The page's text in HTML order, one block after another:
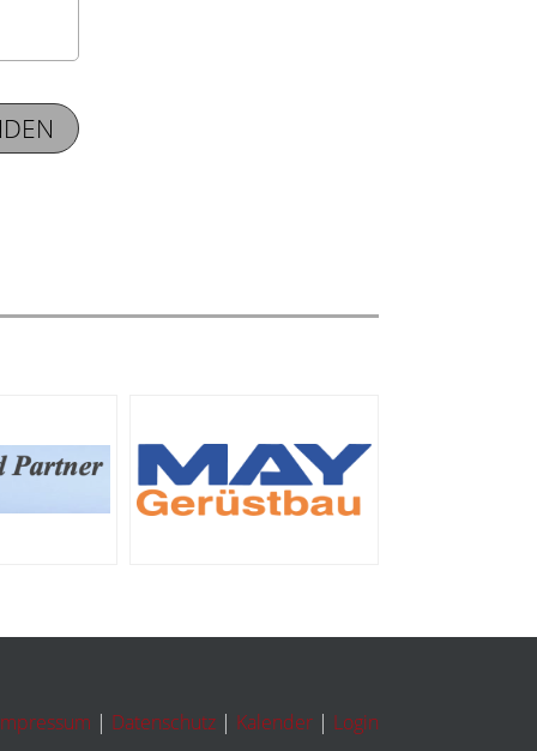
| Datenschutz| Kalender| Login